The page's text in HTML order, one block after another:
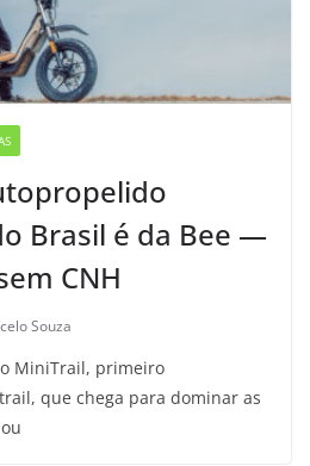
Brasil é da Bee —
CNH
Souza
MiniTrail, primeiro
que chega para dominar as